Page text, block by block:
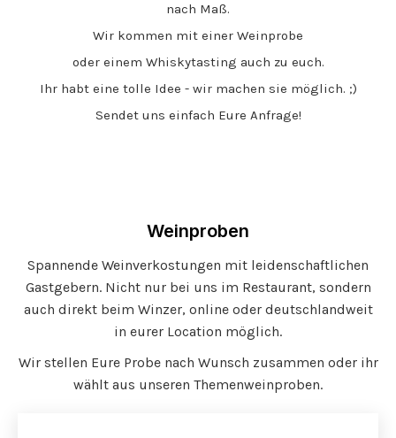
nach Maß.
Wir kommen mit einer Weinprobe
oder einem Whiskytasting auch zu euch.
Ihr habt eine tolle Idee - wir machen sie möglich. ;)
Sendet uns einfach Eure Anfrage!
Weinproben
Spannende Weinverkostungen mit leidenschaftlichen
Gastgebern. Nicht nur bei uns im Restaurant, sondern
auch direkt beim Winzer, online oder deutschlandweit
in eurer Location möglich.
Wir stellen Eure Probe nach Wunsch zusammen oder ihr
wählt aus unseren Themenweinproben.